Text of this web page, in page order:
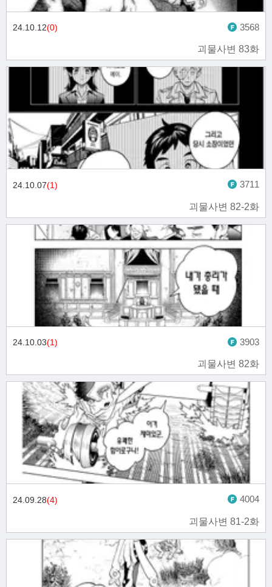
괴물사변 83화
24.10.12(0) 3568
괴물사변 82-2화
24.10.07(1) 3711
괴물사변 82화
24.10.03(1) 3903
괴물사변 81-2화
24.09.28(4) 4004